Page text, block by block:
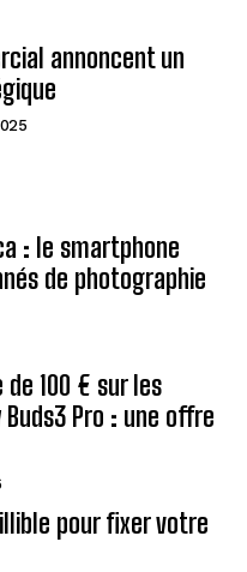
annoncent un
: le smartphone
de photographie
100 € sur les
Pro : une offre
pour fixer votre